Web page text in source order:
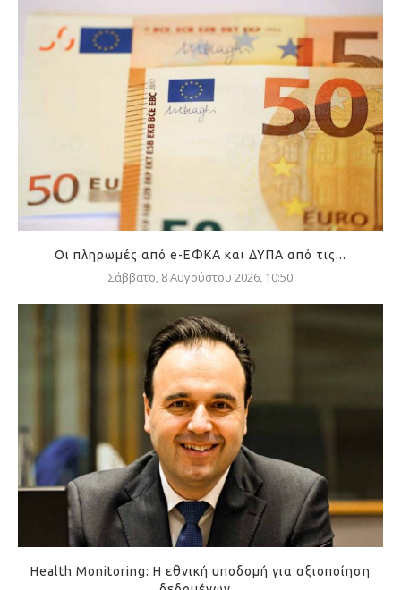
Οι πληρωμές από e-ΕΦΚΑ και ΔΥΠΑ από τις...
Σάββατο, 8 Αυγούστου 2026, 10:50
Health Monitoring: Η εθνική υποδομή για αξιοποίηση